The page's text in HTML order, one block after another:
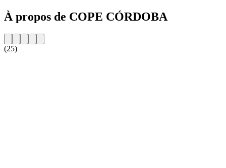
À propos de COPE CÓRDOBA
(25)